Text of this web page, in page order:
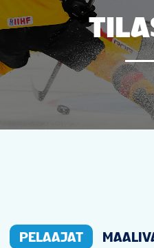
JOUKKUEET
UUTISET
TILASTOT
PELAAJAT